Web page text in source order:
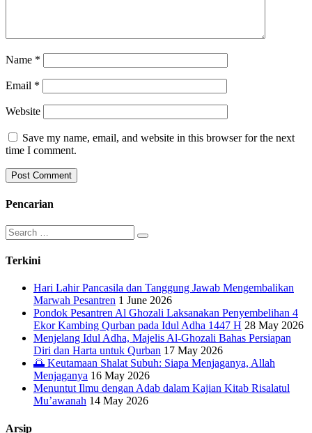
Name *
Email *
Website
Save my name, email, and website in this browser for the next
time I comment.
Pencarian
Search
for:
Terkini
Hari Lahir Pancasila dan Tanggung Jawab Mengembalikan
Marwah Pesantren 1 June 2026
Pondok Pesantren Al Ghozali Laksanakan Penyembelihan 4
Ekor Kambing Qurban pada Idul Adha 1447 H 28 May 2026
Menjelang Idul Adha, Majelis Al-Ghozali Bahas Persiapan
Diri dan Harta untuk Qurban 17 May 2026
🌅 Keutamaan Shalat Subuh: Siapa Menjaganya, Allah
Menjaganya 16 May 2026
Menuntut Ilmu dengan Adab dalam Kajian Kitab Risalatul
Mu’awanah 14 May 2026
Arsip